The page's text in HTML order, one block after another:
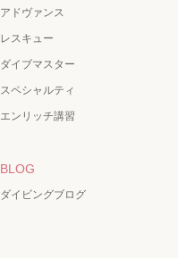
アドヴァンス
レスキュー
ダイブマスター
スペシャルティ
エンリッチ講習
BLOG
ダイビングブログ